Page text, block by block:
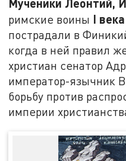
Мученики Леонтий,
римские воины I века
пострадали в
когда в ней правил
христиан сенатор
император-язычник
борьбу против
империи